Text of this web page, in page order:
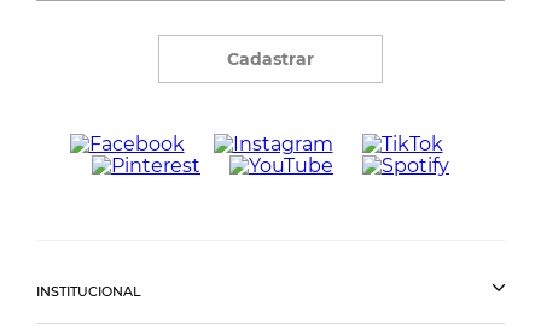
Cadastrar
INSTITUCIONAL